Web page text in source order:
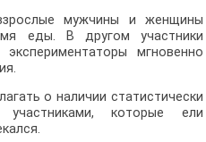
мужчины и женщины
еды. В другом участники
мгновенно
о наличии статистически
которые ели